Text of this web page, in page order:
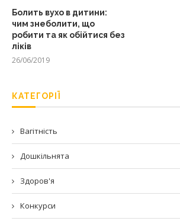
Болить вухо в дитини:
чим знеболити, що
робити та як обійтися без
ліків
26/06/2019
КАТЕГОРІЇ
Вагітність
Дошкільнята
Здоров'я
Конкурси